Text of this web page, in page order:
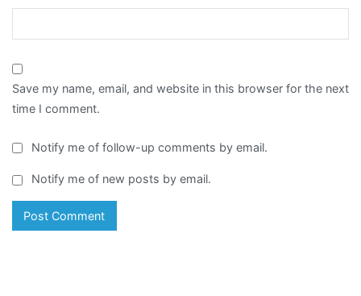
Save my name, email, and website in this browser for the next
time I comment.
Notify me of follow-up comments by email.
Notify me of new posts by email.